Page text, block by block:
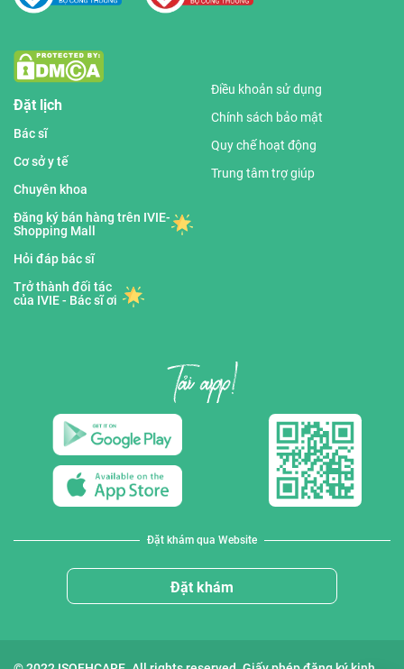
Đặt lịch
Bác sĩ
Cơ sở y tế
Chuyên khoa
Đăng ký bán hàng trên IVIE-
Shopping Mall
Hỏi đáp bác sĩ
Trở thành đối tác
của IVIE - Bác sĩ ơi
Điều khoản sử dụng
Chính sách bảo mật
Quy chế hoạt động
Trung tâm trợ giúp
Đặt khám qua Website
Đặt khám